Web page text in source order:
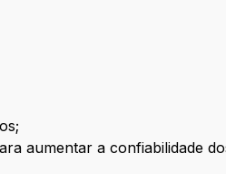
aumentar a confiabilidade